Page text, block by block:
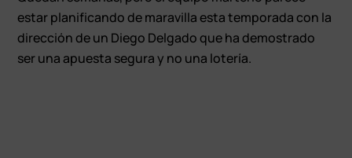
estar planificando de maravilla esta temporada con la
dirección de un Diego Delgado que ha demostrado
ser una apuesta segura y no una lotería.